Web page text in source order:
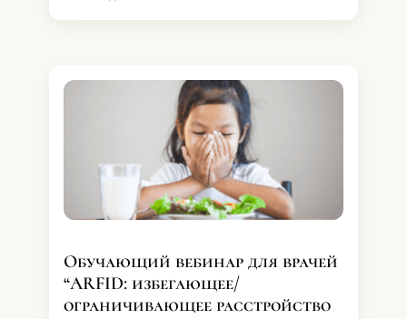
Обучающий вебинар для врачей
“ARFID: избегающее/
ограничивающее расстройство